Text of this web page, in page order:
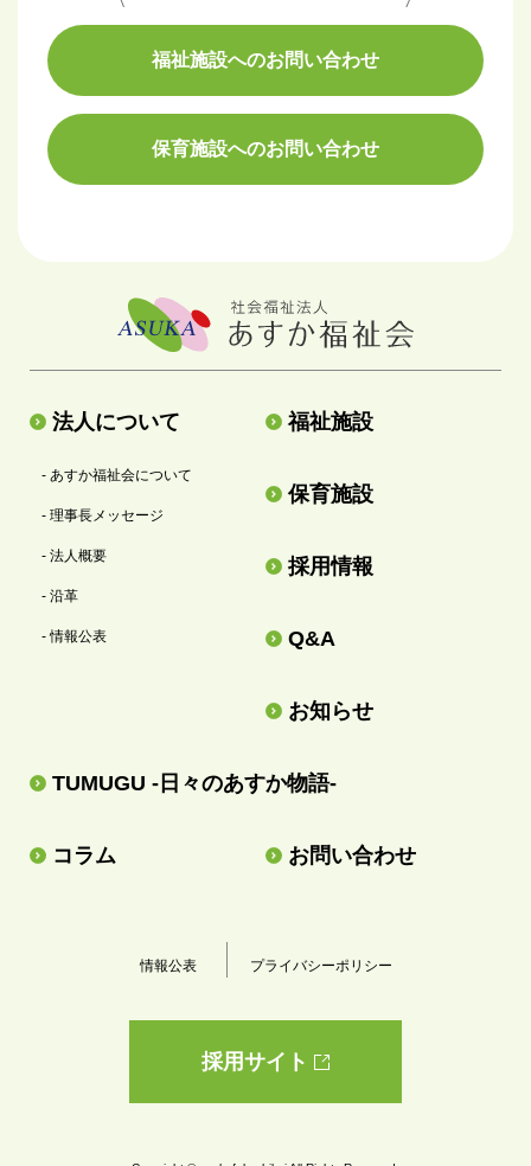
福祉施設へのお問い合わせ
保育施設へのお問い合わせ
法人について
- あすか福祉会について
- 理事長メッセージ
- 法人概要
- 沿革
- 情報公表
福祉施設
保育施設
採用情報
Q&A
お知らせ
TUMUGU -日々のあすか物語-
コラム お問い合わせ
情報公表 プライバシーポリシー
採用サイト